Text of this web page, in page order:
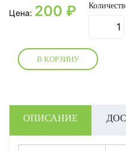
Цена: 200 ₽
В КОРЗИНУ
ОПИСАНИЕ